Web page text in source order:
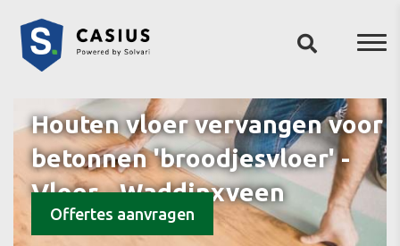
Houten vloer vervangen voor
betonnen 'broodjesvloer' -
Vloer - Waddinxveen
Offertes aanvragen